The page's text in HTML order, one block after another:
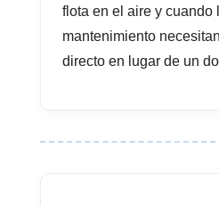
flota en el aire y cuando
mantenimiento
directo en lugar de un